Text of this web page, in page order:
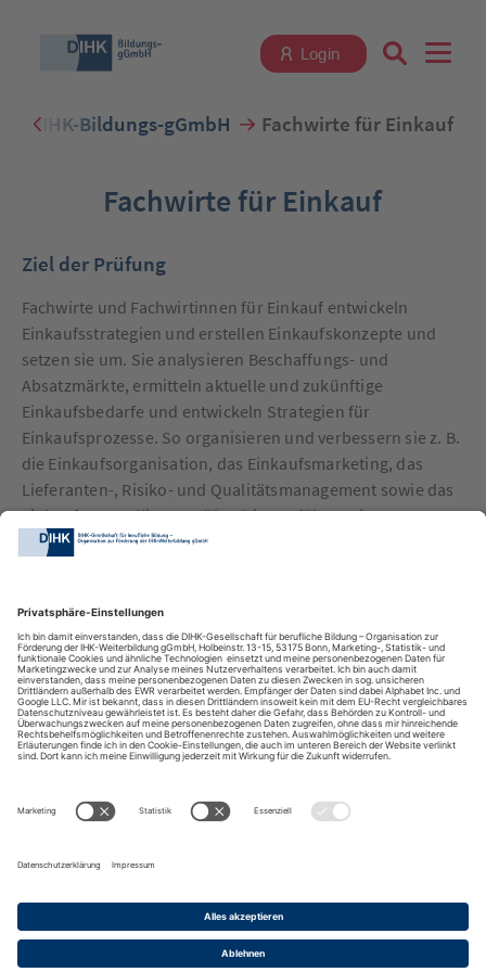
Login
Suchbegriff eingeben
Registrieren
DIHK-Bildungs-gGmbH Fachwirte für Einkauf
Fachwirte für Einkauf
Ziel der Prüfung
Fachwirte und Fachwirtinnen für Einkauf entwickeln
Einkaufsstrategien und erstellen Einkaufskonzepte und
setzen sie um. Sie analysieren Beschaffungs- und
Absatzmärkte, ermitteln aktuelle und zukünftige
Einkaufsbedarfe und entwickeln Strategien für
Einkaufsprozesse. So organisieren und verbessern sie z. B.
die Einkaufsorganisation, das Einkaufsmarketing, das
Lieferanten-, Risiko- und Qualitätsmanagement sowie das
Einkaufscontrolling. Darüber hinaus führen sie
Mitarbeitende und fördern deren berufliche Entwicklung.
DIHK-Bildungs-gGmbH
Besuchen Sie auch:
Datenschutz Barrierefreiheit Cookies